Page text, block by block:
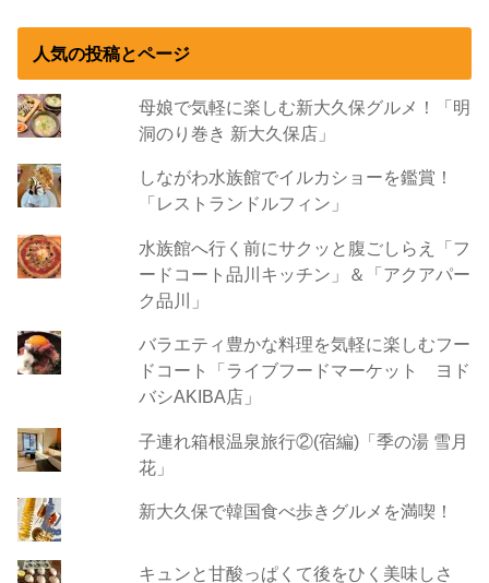
人気の投稿とページ
母娘で気軽に楽しむ新大久保グルメ！「明
洞のり巻き 新大久保店」
しながわ水族館でイルカショーを鑑賞！
「レストランドルフィン」
水族館へ行く前にサクッと腹ごしらえ「フ
ードコート品川キッチン」＆「アクアパー
ク品川」
バラエティ豊かな料理を気軽に楽しむフー
ドコート「ライブフードマーケット ヨド
バシAKIBA店」
子連れ箱根温泉旅行②(宿編)「季の湯 雪月
花」
新大久保で韓国食べ歩きグルメを満喫！
キュンと甘酸っぱくて後をひく美味しさ